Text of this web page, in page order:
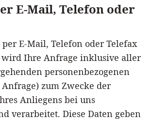
E-Mail, Telefon oder
E-Mail, Telefon oder Telefax
Ihre Anfrage inklusive aller
personenbezogenen
zum Zwecke der
Anliegens bei uns
verarbeitet. Diese Daten geben